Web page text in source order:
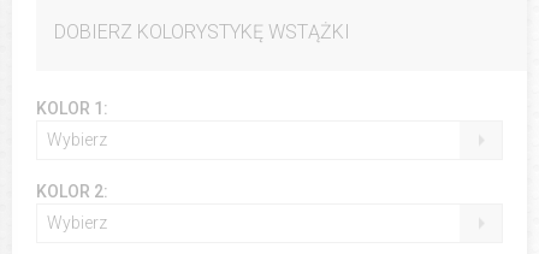
DOBIERZ KOLORYSTYKĘ WSTĄŻKI
KOLOR 1:
Wybierz
KOLOR 2:
Wybierz